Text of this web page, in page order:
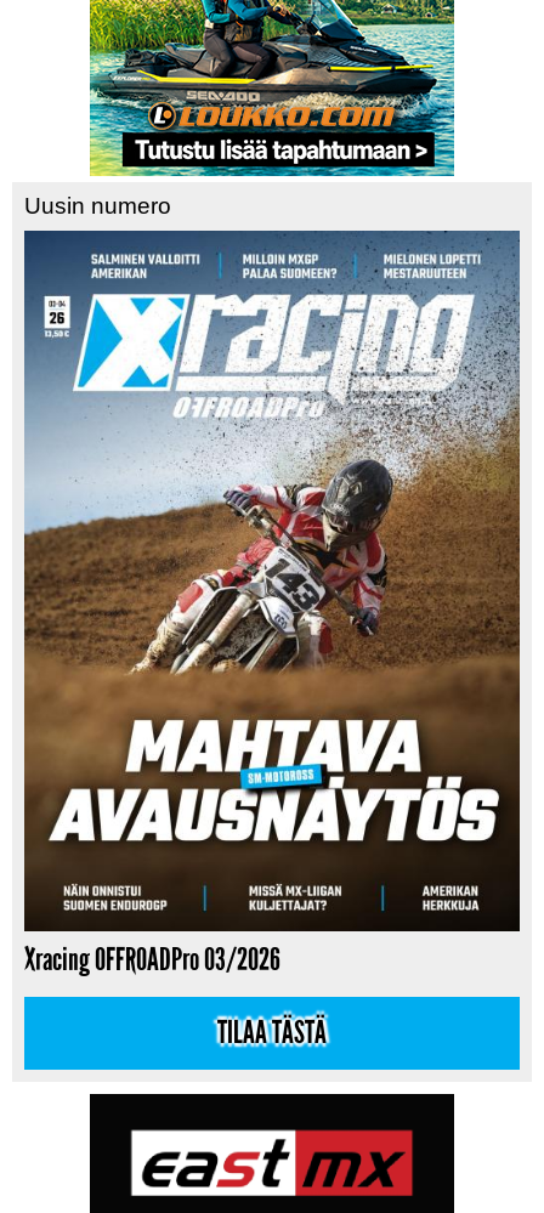
Uusin numero
Xracing OFFROADPro 03/2026
TILAA TÄSTÄ